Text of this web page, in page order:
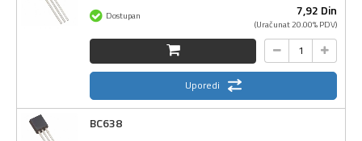
7,92 Din
(Uračunat 20.00% PDV)
Dostupan
Uporedi
BC638